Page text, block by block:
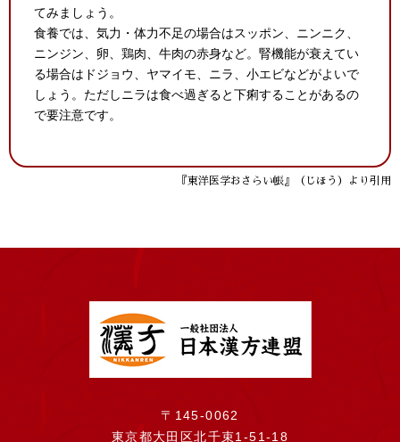
てみましょう。
食養では、気力・体力不足の場合はスッポン、ニンニク、
ニンジン、卵、鶏肉、牛肉の赤身など。腎機能が衰えてい
る場合はドジョウ、ヤマイモ、ニラ、小エビなどがよいで
しょう。ただしニラは食べ過ぎると下痢することがあるの
で要注意です。
『東洋医学おさらい帳』（じほう）より引用
〒145-0062
東京都大田区北千束1-51-18